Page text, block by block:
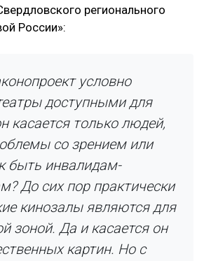
регионального
России»:
условно
доступными для
касается только людей,
со зрением или
быть инвалидам-
До сих пор практически
кинозалы являются для
зоной. Да и касается он
картин. Но с